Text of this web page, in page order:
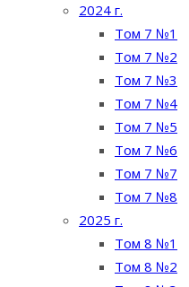
2024 г.
Том 7 №1
Том 7 №2
Том 7 №3
Том 7 №4
Том 7 №5
Том 7 №6
Том 7 №7
Том 7 №8
2025 г.
Том 8 №1
Том 8 №2